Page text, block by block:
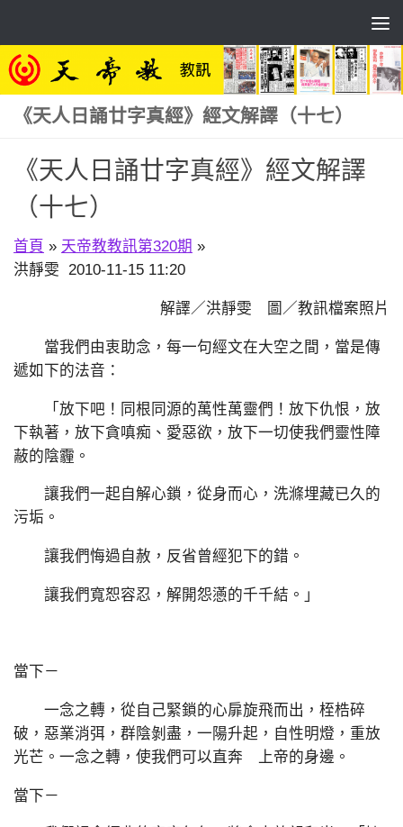
《天人日誦廿字真經》經文解譯（十七）
《天人日誦廿字真經》經文解譯
（十七）
首頁 » 天帝教教訊第320期 »
洪靜雯 2010-11-15 11:20
解譯／洪靜雯 圖／教訊檔案照片
當我們由衷助念，每一句經文在大空之間，當是傳
遞如下的法音：
「放下吧！同根同源的萬性萬靈們！放下仇恨，放
下執著，放下貪嗔痴、愛惡欲，放下一切使我們靈性障
蔽的陰霾。
讓我們一起自解心鎖，從身而心，洗滌埋藏已久的
污垢。
讓我們悔過自赦，反省曾經犯下的錯。
讓我們寬恕容忍，解開怨懣的千千結。」
當下－
一念之轉，從自己緊鎖的心扉旋飛而出，桎梏碎
破，惡業消弭，群陰剝盡，一陽升起，自性明燈，重放
光芒。一念之轉，使我們可以直奔 上帝的身邊。
當下－